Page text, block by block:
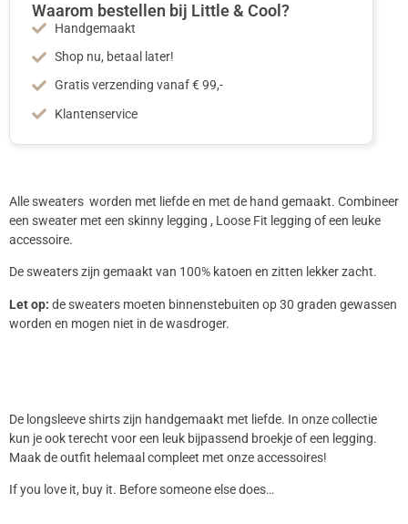
Waarom bestellen bij Little & Cool?
Handgemaakt
Shop nu, betaal later!
Gratis verzending vanaf € 99,-
Klantenservice
Alle sweaters worden met liefde en met de hand gemaakt. Combineer
een sweater met een skinny legging , Loose Fit legging of een leuke
accessoire.
De sweaters zijn gemaakt van 100% katoen en zitten lekker zacht.
Let op: de sweaters moeten binnenstebuiten op 30 graden gewassen
worden en mogen niet in de wasdroger.
De longsleeve shirts zijn handgemaakt met liefde. In onze collectie
kun je ook terecht voor een leuk bijpassend broekje of een legging.
Maak de outfit helemaal compleet met onze accessoires!
If you love it, buy it. Before someone else does…